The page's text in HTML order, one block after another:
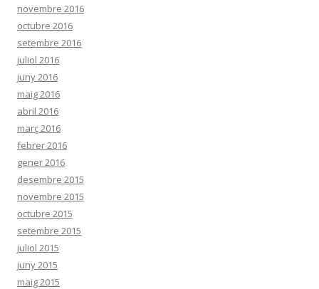
novembre 2016
octubre 2016
setembre 2016
juliol 2016
juny 2016
maig 2016
abril 2016
març 2016
febrer 2016
gener 2016
desembre 2015
novembre 2015
octubre 2015
setembre 2015
juliol 2015
juny 2015
maig 2015